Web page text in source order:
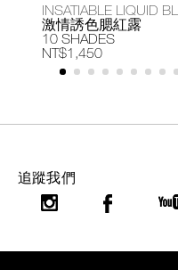
INSATIABLE LIQUID
激情誘色腮紅露
10 SHADES
NT$1,450
追蹤我們